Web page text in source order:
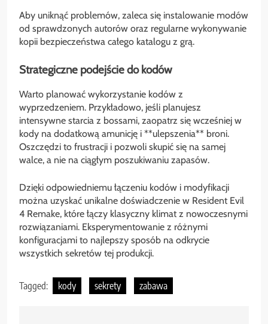
Aby uniknąć problemów, zaleca się instalowanie modów
od sprawdzonych autorów oraz regularne wykonywanie
kopii bezpieczeństwa całego katalogu z grą.
Strategiczne podejście do kodów
Warto planować wykorzystanie kodów z
wyprzedzeniem. Przykładowo, jeśli planujesz
intensywne starcia z bossami, zaopatrz się wcześniej w
kody na dodatkową amunicję i **ulepszenia** broni.
Oszczędzi to frustracji i pozwoli skupić się na samej
walce, a nie na ciągłym poszukiwaniu zapasów.
Dzięki odpowiedniemu łączeniu kodów i modyfikacji
można uzyskać unikalne doświadczenie w Resident Evil
4 Remake, które łączy klasyczny klimat z nowoczesnymi
rozwiązaniami. Eksperymentowanie z różnymi
konfiguracjami to najlepszy sposób na odkrycie
wszystkich sekretów tej produkcji.
Tagged: kody sekrety zabawa